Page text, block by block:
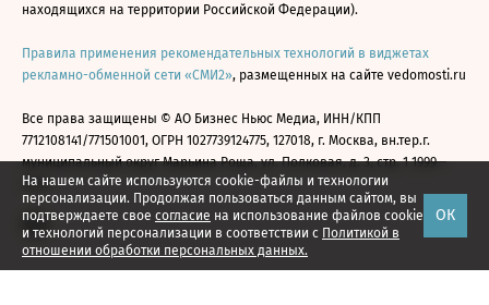
На нашем сайте используются cookie-файлы и технологии
персонализации. Продолжая пользоваться данным сайтом, вы
подтверждаете свое согласие на использование файлов cookie
и технологий персонализации в соответствии с Политикой в
отношении обработки персональных данных.
ОК
находящихся на территории Российской Федерации).
Правила применения рекомендательных технологий в виджетах
рекламно-обменной сети «СМИ2», размещенных на сайте vedomosti.ru
Все права защищены © АО Бизнес Ньюс Медиа, ИНН/КПП
7712108141/771501001, ОГРН 1027739124775, 127018, г. Москва, вн.тер.г.
муниципальный округ Марьина Роща, ул. Полковая, д. 3, стр. 1 1999—
2026